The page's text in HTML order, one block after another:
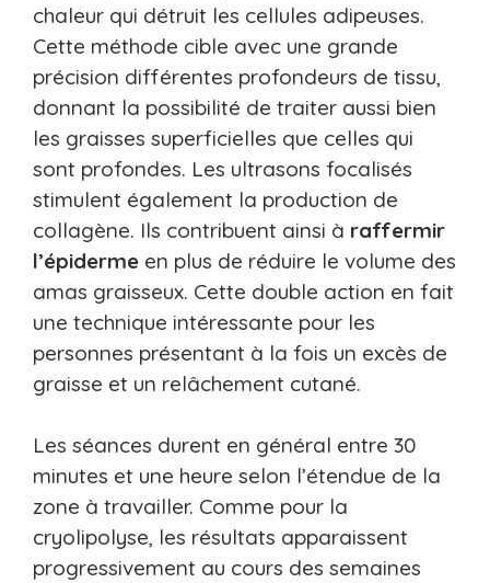
chaleur qui détruit les cellules adipeuses.
Cette méthode cible avec une grande
précision différentes profondeurs de tissu,
donnant la possibilité de traiter aussi bien
les graisses superficielles que celles qui
sont profondes. Les ultrasons focalisés
stimulent également la production de
collagène. Ils contribuent ainsi à raffermir
l’épiderme en plus de réduire le volume des
amas graisseux. Cette double action en fait
une technique intéressante pour les
personnes présentant à la fois un excès de
graisse et un relâchement cutané.
Les séances durent en général entre 30
minutes et une heure selon l’étendue de la
zone à travailler. Comme pour la
cryolipolyse, les résultats apparaissent
progressivement au cours des semaines